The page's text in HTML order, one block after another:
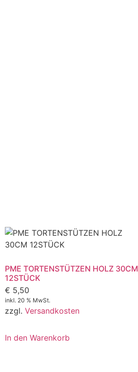
PME TORTENSTÜTZEN HOLZ 30CM
12STÜCK
€ 5,50
inkl. 20 % MwSt.
zzgl. Versandkosten
In den Warenkorb